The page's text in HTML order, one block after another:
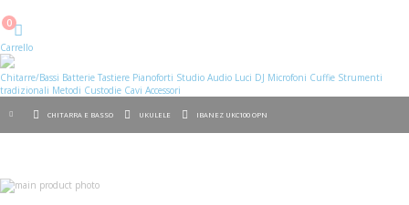
Cart
0
Carrello
Chitarre/Bassi Batterie Tastiere Pianoforti Studio Audio Luci DJ Microfoni Cuffie Strumenti
tradizionali Metodi Custodie Cavi Accessori
CHITARRA E BASSO UKULELE IBANEZ UKC100 OPN
Vai
alla